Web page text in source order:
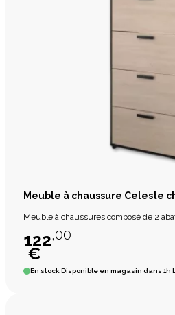
Meuble à chaussure Celeste
Meuble à chaussures composé de 2
122,00
€
En stockDisponible en magasin dans 1h